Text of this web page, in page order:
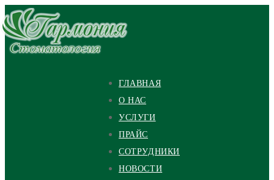
Перейти
к
содержимому
Меню
Закрыть
ГЛАВНАЯ
О НАС
УСЛУГИ
ПРАЙС
СОТРУДНИКИ
НОВОСТИ